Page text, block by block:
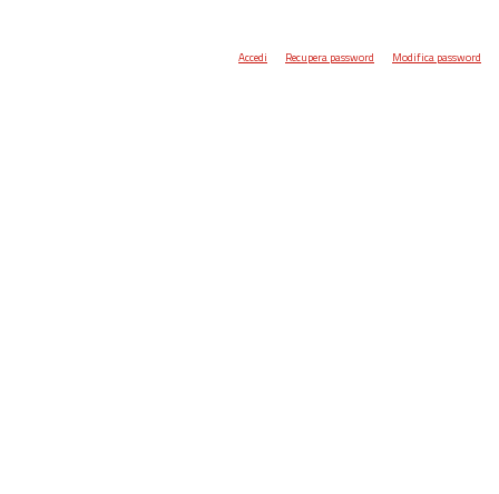
Accedi Recupera password Modifica password